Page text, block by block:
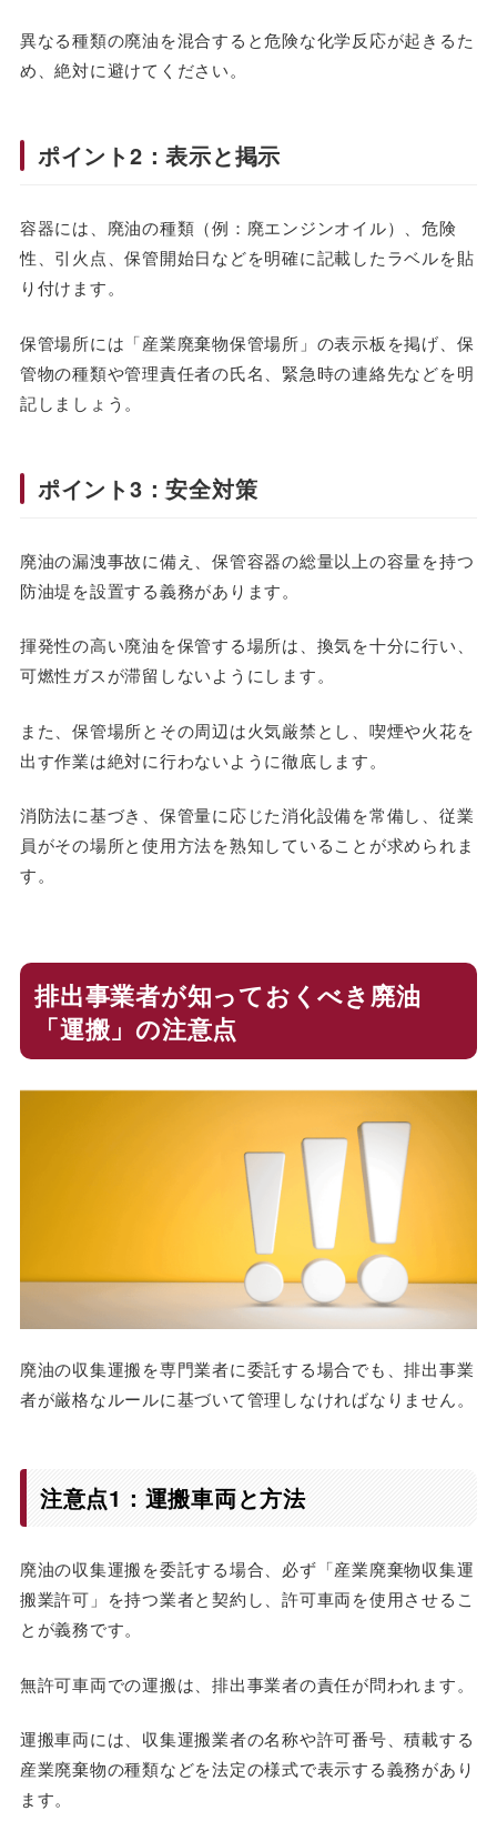
異なる種類の廃油を混合すると危険な化学反応が起きるた
め、絶対に避けてください。
ポイント2：表示と掲示
容器には、廃油の種類（例：廃エンジンオイル）、危険
性、引火点、保管開始日などを明確に記載したラベルを貼
り付けます。
保管場所には「産業廃棄物保管場所」の表示板を掲げ、保
管物の種類や管理責任者の氏名、緊急時の連絡先などを明
記しましょう。
ポイント3：安全対策
廃油の漏洩事故に備え、保管容器の総量以上の容量を持つ
防油堤を設置する義務があります。
揮発性の高い廃油を保管する場所は、換気を十分に行い、
可燃性ガスが滞留しないようにします。
また、保管場所とその周辺は火気厳禁とし、喫煙や火花を
出す作業は絶対に行わないように徹底します。
消防法に基づき、保管量に応じた消化設備を常備し、従業
員がその場所と使用方法を熟知していることが求められま
す。
排出事業者が知っておくべき廃油
「運搬」の注意点
廃油の収集運搬を専門業者に委託する場合でも、排出事業
者が厳格なルールに基づいて管理しなければなりません。
注意点1：運搬車両と方法
廃油の収集運搬を委託する場合、必ず「産業廃棄物収集運
搬業許可」を持つ業者と契約し、許可車両を使用させるこ
とが義務です。
無許可車両での運搬は、排出事業者の責任が問われます。
運搬車両には、収集運搬業者の名称や許可番号、積載する
産業廃棄物の種類などを法定の様式で表示する義務があり
ます。